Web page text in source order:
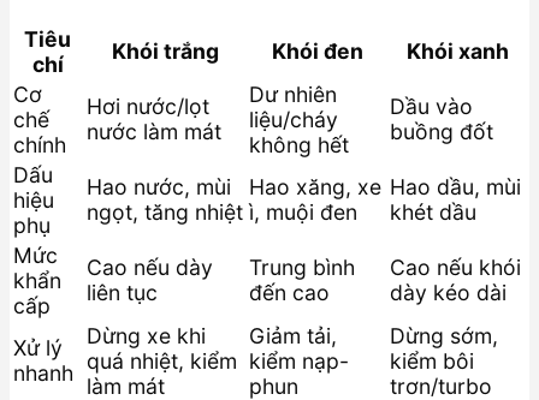
Tiêu
chí
Khói trắng Khói đen
Khói xanh
Cơ
chế
chính
Hơi nước/lọt
nước làm mát
Dư nhiên
liệu/cháy
không hết
Dầu vào
buồng đốt
Dấu
hiệu
phụ
Hao nước, mùi
ngọt, tăng nhiệt
Hao xăng, xe
ì, muội đen
Hao dầu, mùi
khét dầu
Mức
khẩn
cấp
Cao nếu dày
liên tục
Trung bình
đến cao
Cao nếu khói
dày kéo dài
Xử lý
nhanh
Dừng xe khi
quá nhiệt, kiểm
làm mát
Giảm tải,
kiểm nạp-
phun
Dừng sớm,
kiểm bôi
trơn/turbo